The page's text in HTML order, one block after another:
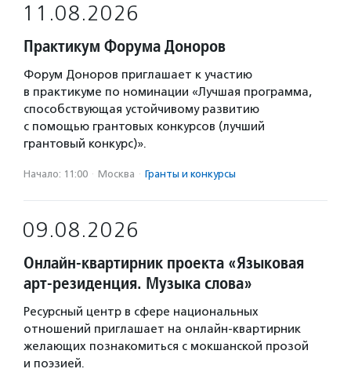
11.08.2026
Практикум Форума Доноров
Форум Доноров приглашает к участию
в практикуме по номинации «Лучшая программа,
способствующая устойчивому развитию
с помощью грантовых конкурсов (лучший
грантовый конкурс)».
Начало: 11:00 · Москва · Гранты и конкурсы
09.08.2026
Онлайн-квартирник проекта «Языковая
арт-резиденция. Музыка слова»
Ресурсный центр в сфере национальных
отношений приглашает на онлайн-квартирник
желающих познакомиться с мокшанской прозой
и поэзией.